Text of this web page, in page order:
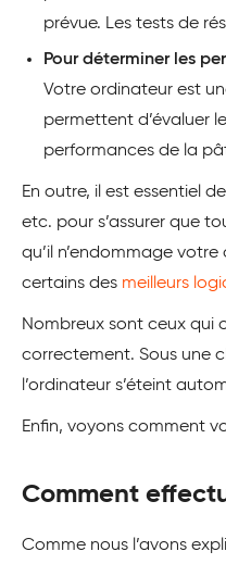
prévue. Les tests de
Pour déterminer les
Votre ordinateur est
permettent d’évaluer
performances de la
En outre, il est essentiel
etc. pour s’assurer que
qu’il n’endommage
certains des meilleurs
Nombreux sont ceux qui
correctement. Sous une
l’ordinateur s’éteint
Enfin, voyons comment
Comment
Comme nous l’avons